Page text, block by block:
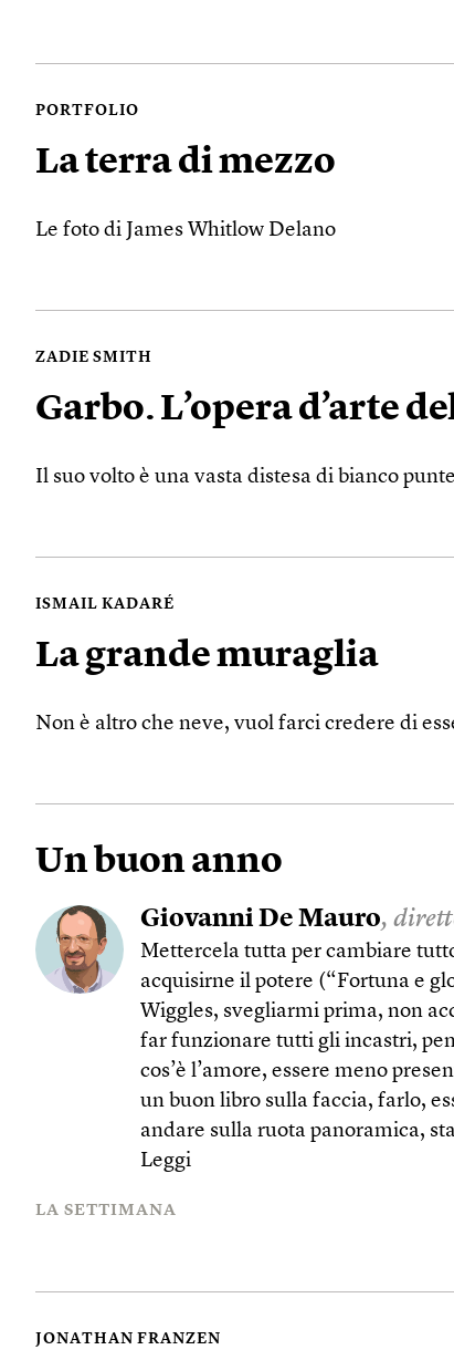
PORTFOLIO
La terra di mezzo
Le foto di James Whitlow Delano
ZADIE SMITH
Garbo. L’opera d’arte
Il suo volto è una vasta distesa di bianco
ISMAIL KADARÉ
La grande muraglia
Non è altro che neve, vuol farci credere di
Un buon anno
Giovanni De Mauro,
Mettercela tutta per cambiare
acquisirne il potere (“Fortuna e
Wiggles, svegliarmi prima, non
far funzionare tutti gli incastri,
cos’è l’amore, essere meno
un buon libro sulla faccia, farlo,
andare sulla ruota panoramica,
Leggi
LA SETTIMANA
JONATHAN FRANZEN